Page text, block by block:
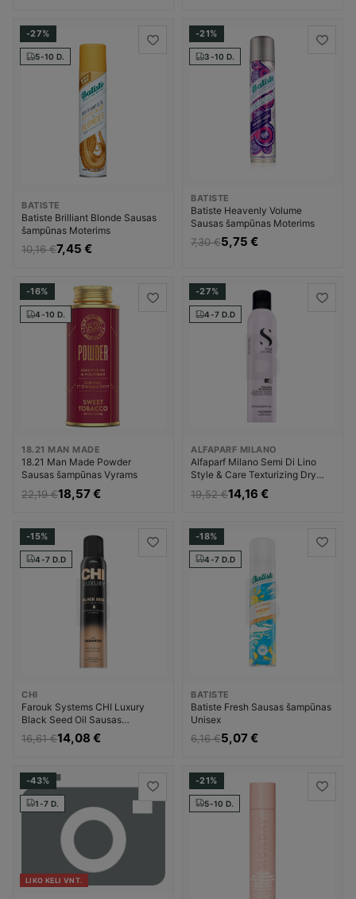
-27%
5-10 D.
BATISTE
Batiste Brilliant Blonde Sausas
šampūnas Moterims
10,16 €7,45 €
-21%
3-10 D.
BATISTE
Batiste Heavenly Volume
Sausas šampūnas Moterims
7,30 €5,75 €
-16%
4-10 D.
18.21 MAN MADE
18.21 Man Made Powder
Sausas šampūnas Vyrams
22,19 €18,57 €
-27%
4-7 D.D
ALFAPARF MILANO
Alfaparf Milano Semi Di Lino
Style & Care Texturizing Dry
Shampoo Sausas šampūnas
Plaukų priemonė Moterims
19,52 €14,16 €
-15%
4-7 D.D
CHI
Farouk Systems CHI Luxury
Black Seed Oil Sausas
šampūnas Moterims
16,61 €14,08 €
-18%
4-7 D.D
BATISTE
Batiste Fresh Sausas šampūnas
Unisex
6,16 €5,07 €
-43%
1-7 D.
LIKO KELI VNT.
-21%
5-10 D.